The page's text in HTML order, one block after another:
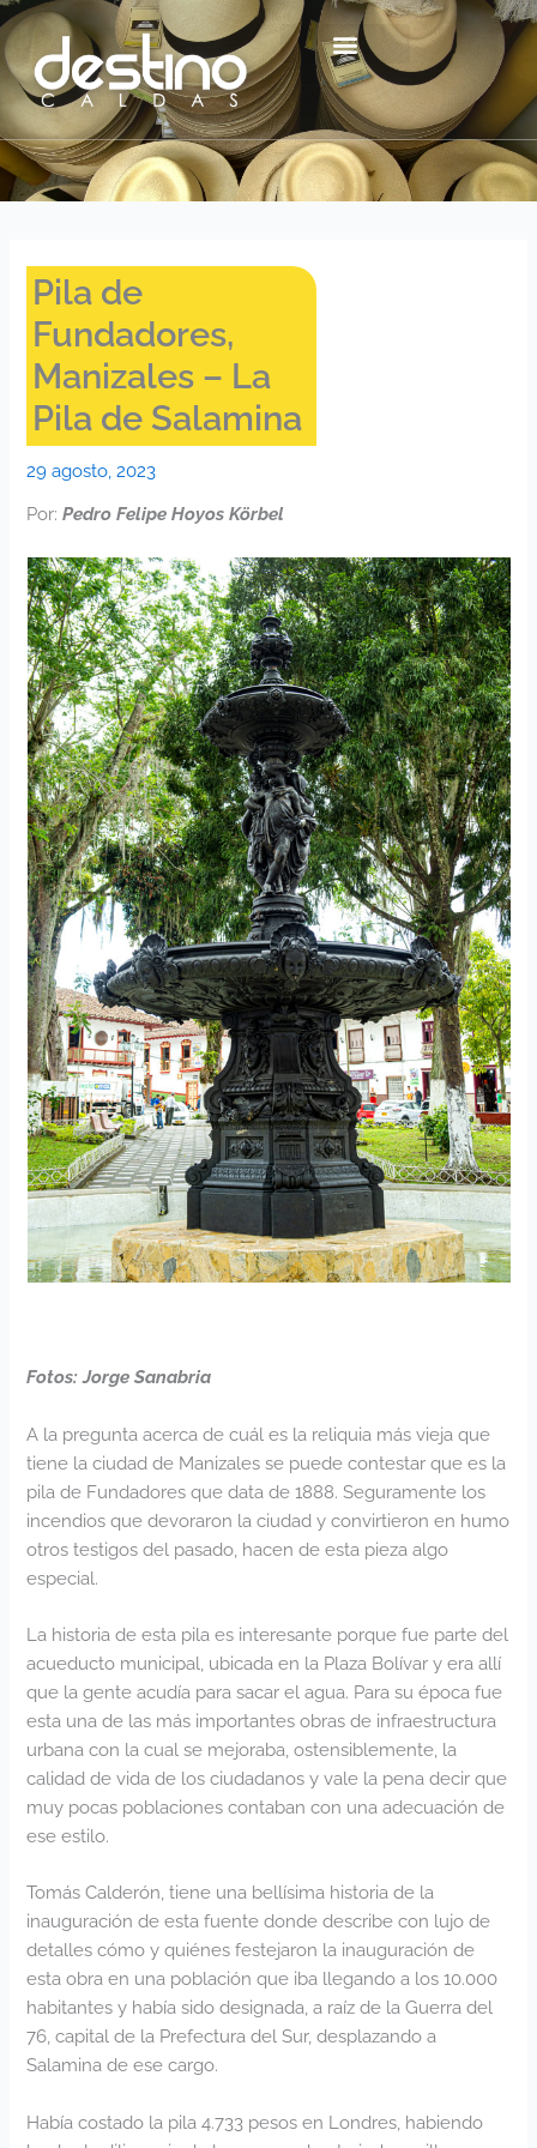
contenido
Ir
al
contenido
Pila de
Fundadores,
Manizales – La
Pila de Salamina
29 agosto, 2023
Por: Pedro Felipe Hoyos Körbel
Fotos: Jorge Sanabria
A la pregunta acerca de cuál es la reliquia más vieja que
tiene la ciudad de Manizales se puede contestar que es la
pila de Fundadores que data de 1888. Seguramente los
incendios que devoraron la ciudad y convirtieron en humo
otros testigos del pasado, hacen de esta pieza algo
especial.
La historia de esta pila es interesante porque fue parte del
acueducto municipal, ubicada en la Plaza Bolívar y era allí
que la gente acudía para sacar el agua. Para su época fue
esta una de las más importantes obras de infraestructura
urbana con la cual se mejoraba, ostensiblemente, la
calidad de vida de los ciudadanos y vale la pena decir que
muy pocas poblaciones contaban con una adecuación de
ese estilo.
Tomás Calderón, tiene una bellísima historia de la
inauguración de esta fuente donde describe con lujo de
detalles cómo y quiénes festejaron la inauguración de
esta obra en una población que iba llegando a los 10.000
habitantes y había sido designada, a raíz de la Guerra del
76, capital de la Prefectura del Sur, desplazando a
Salamina de ese cargo.
Había costado la pila 4.733 pesos en Londres, habiendo